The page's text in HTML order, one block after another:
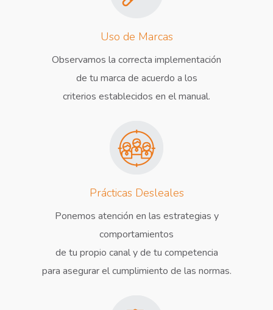
Uso de Marcas
Observamos la correcta implementación
de tu marca de acuerdo a los
criterios establecidos en el manual.
Prácticas Desleales
Ponemos atención en las estrategias y
comportamientos
de tu propio canal y de tu competencia
para asegurar el cumplimiento de las normas.